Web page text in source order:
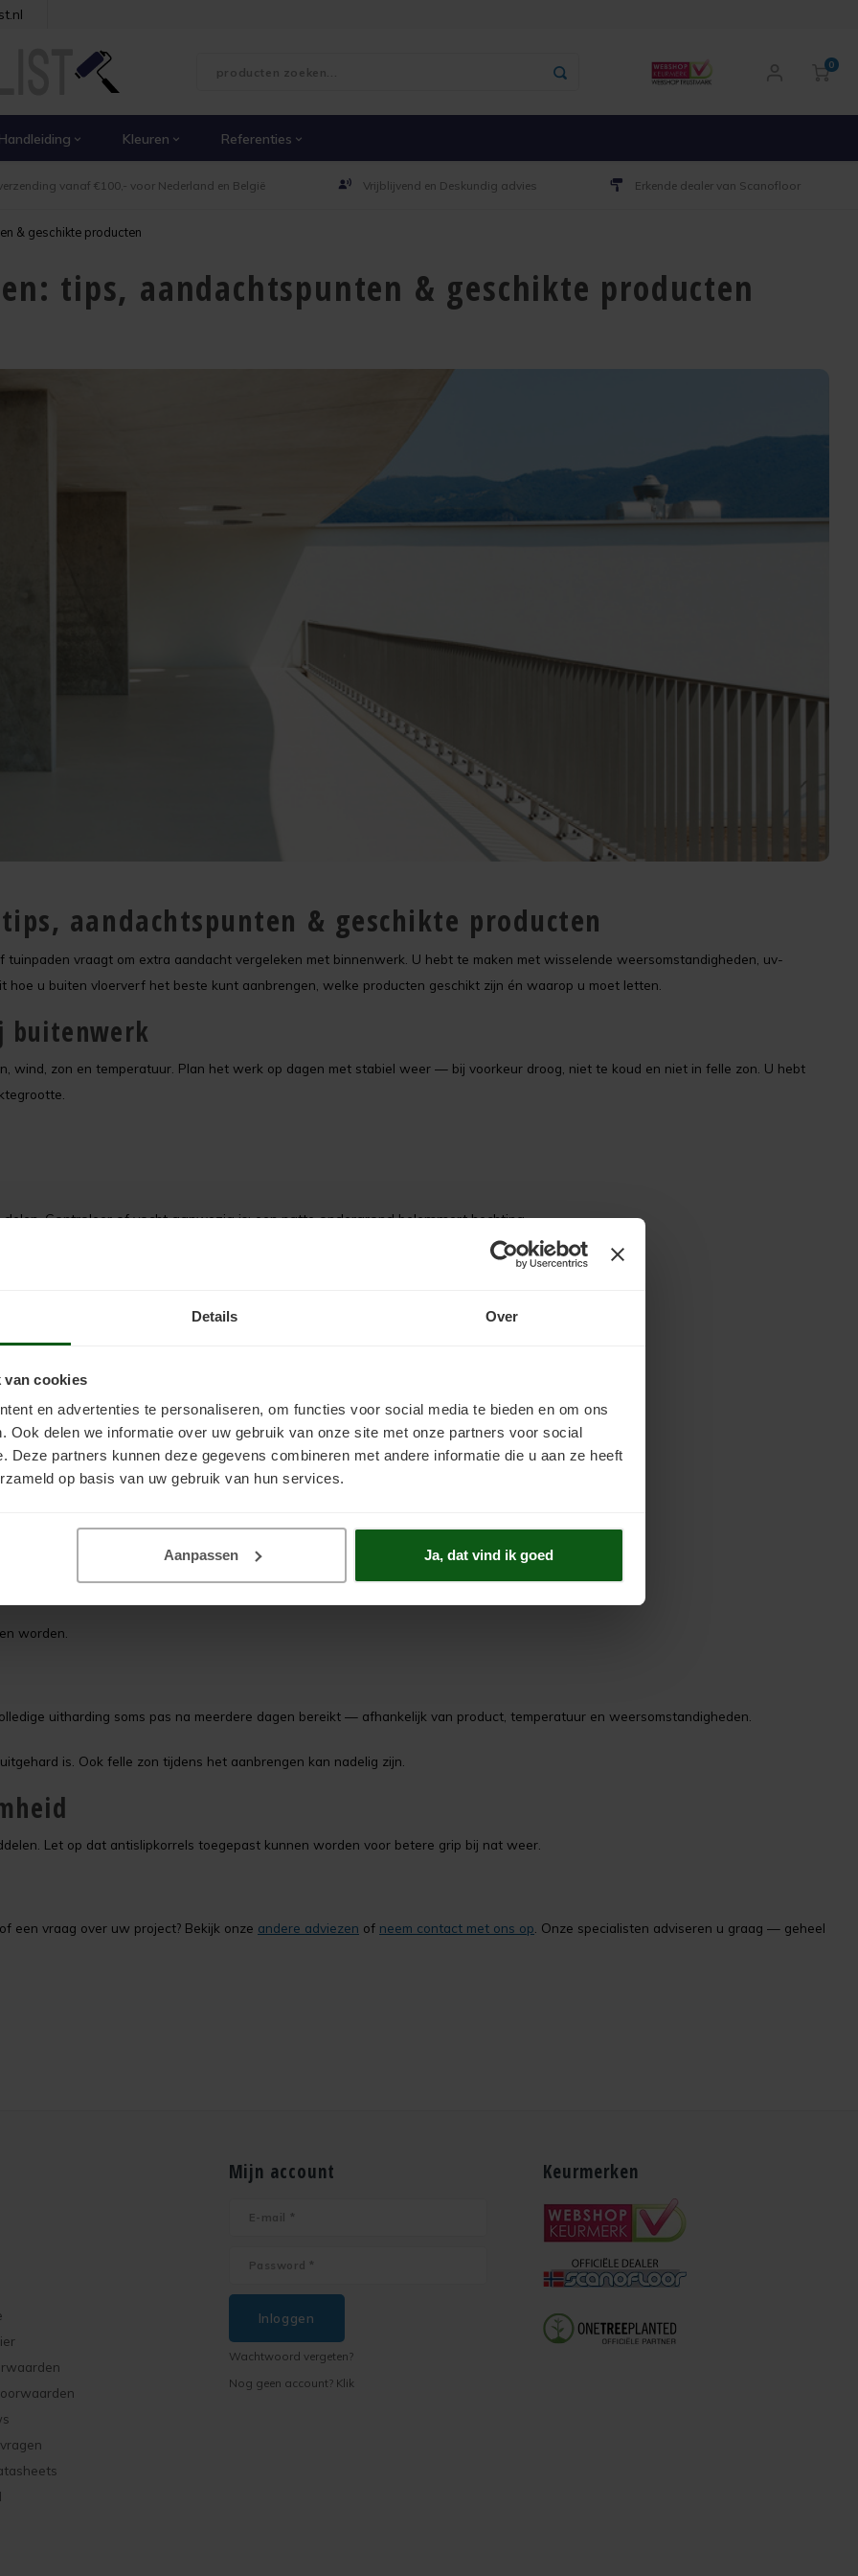
Details Over
van cookies
en advertenties te personaliseren, om functies voor social media te bieden en om ons
Ook delen we informatie over uw gebruik van onze site met onze partners voor social
Deze partners kunnen deze gegevens combineren met andere informatie die u aan ze heeft
op basis van uw gebruik van hun services.
Aanpassen Ja, dat vind ik goed
0
Handleiding Kleuren Referenties
vanaf €100,- voor Nederland en België Vrijblijvend en Deskundig advies Erkende dealer van Scanofloor
& geschikte producten
tips, aandachtspunten & geschikte producten
aandachtspunten & geschikte producten
vraagt om extra aandacht vergeleken met binnenwerk. U hebt te maken met wisselende weersomstandigheden, uv-
u buiten vloerverf het beste kunt aanbrengen, welke producten geschikt zijn én waarop u moet letten.
buitenwerk
wind, zon en temperatuur. Plan het werk op dagen met stabiel weer — bij voorkeur droog, niet te koud en niet in felle zon. U hebt
Controleer of vocht aanwezig is; een natte ondergrond belemmert hechting.
hiermee verbetert u de hechting.
u verder gaat.
bestand zijn tegen uv-straling, vocht en temperatuurschommelingen.
op zuigende of gladde ondergronden.
bij blootstelling aan zonlicht.
de ondergrond te verbergen.
van de volgende.
worden.
uitharding soms pas na meerdere dagen bereikt — afhankelijk van product, temperatuur en weersomstandigheden.
is. Ook felle zon tijdens het aanbrengen kan nadelig zijn.
Let op dat antislipkorrels toegepast kunnen worden voor betere grip bij nat weer.
een vraag over uw project? Bekijk onze andere adviezen of neem contact met ons op . Onze specialisten adviseren u graag — geheel
Mijn account
Inloggen
Wachtwoord vergeten?
Nog geen account? Klik
Keurmerken